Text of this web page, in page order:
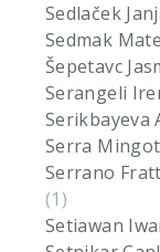
Sedlaček
Sedmak
Šepetavc
Serangeli
Serikbayeva
Serra
Serrano
(1)
Setiawan